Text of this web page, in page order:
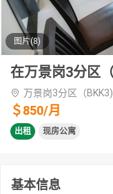
图片(8)
在万景岗3分区
万景岗3分区（
＄850/月
出租 现房公寓
基本信息